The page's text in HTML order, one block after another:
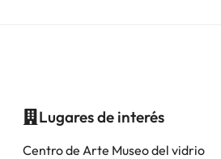
Lugares de interés
Centro de Arte Museo del vidrio